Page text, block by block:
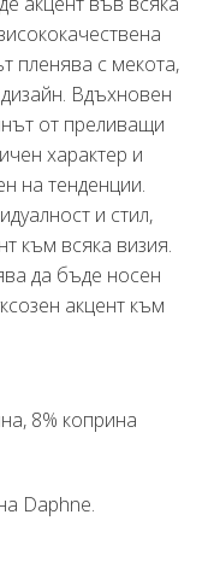
пленява с мекота,
дизайн. Вдъхновен
от преливащи
характер и
на тенденции.
и стил,
към всяка визия.
да бъде носен
акцент към
8% коприна
Daphne.